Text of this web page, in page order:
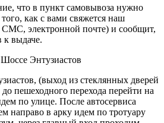
что в пункт самовывоза нужно
как с вами свяжется наш
СМС, электронной почте) и сообщит,
к выдаче.
Энтузиастов
(выход из стеклянных дверей
пешеходного перехода перейти на
по улице. После автосервиса
направо в арку идем по тротуару